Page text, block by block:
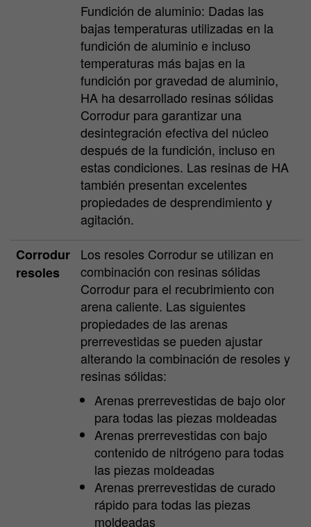
Fundición de aluminio: Dadas las
bajas temperaturas utilizadas en la
fundición de aluminio e incluso
temperaturas más bajas en la
fundición por gravedad de aluminio,
HA ha desarrollado resinas sólidas
Corrodur para garantizar una
desintegración efectiva del núcleo
después de la fundición, incluso en
estas condiciones. Las resinas de HA
también presentan excelentes
propiedades de desprendimiento y
agitación.
Corrodur
resoles
Los resoles Corrodur se utilizan en
combinación con resinas sólidas
Corrodur para el recubrimiento con
arena caliente. Las siguientes
propiedades de las arenas
prerrevestidas se pueden ajustar
alterando la combinación de resoles y
resinas sólidas:
Arenas prerrevestidas de bajo olor
para todas las piezas moldeadas
Arenas prerrevestidas con bajo
contenido de nitrógeno para todas
las piezas moldeadas
Arenas prerrevestidas de curado
rápido para todas las piezas
moldeadas